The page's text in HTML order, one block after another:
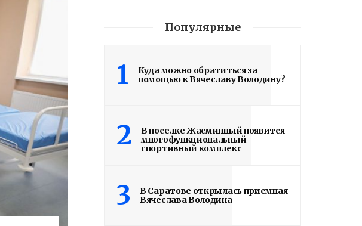
Популярные
1
Куда можно обратиться за
помощью к Вячеславу Володину?
2
В поселке Жасминный появится
многофункциональный
спортивный комплекс
3
В Саратове открылась приемная
Вячеслава Володина